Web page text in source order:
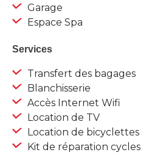
Garage
Espace Spa
Services
Transfert des bagages
Blanchisserie
Accès Internet Wifi
Location de TV
Location de bicyclettes
Kit de réparation cycles